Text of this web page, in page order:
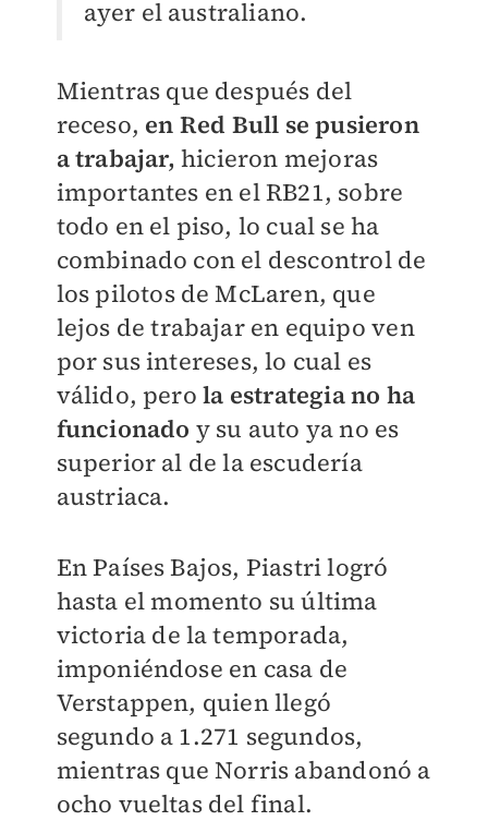
ayer el australiano.
Mientras que después del
receso, en Red Bull se pusieron
a trabajar, hicieron mejoras
importantes en el RB21, sobre
todo en el piso, lo cual se ha
combinado con el descontrol de
los pilotos de McLaren, que
lejos de trabajar en equipo ven
por sus intereses, lo cual es
válido, perola estrategia no ha
funcionado y su auto ya no es
superior al de la escudería
austriaca.
En Países Bajos, Piastri logró
hasta el momento su última
victoria de la temporada,
imponiéndose en casa de
Verstappen, quien llegó
segundo a 1.271 segundos,
mientras que Norris abandonó a
ocho vueltas del final.